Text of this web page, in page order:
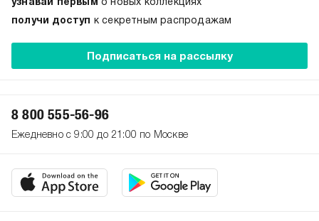
узнавай первым о новых коллекциях
получи доступ
к секретным распродажам
Подписаться на рассылку
8 800 555-56-96
Ежедневно с 9:00 до 21:00 по Москве